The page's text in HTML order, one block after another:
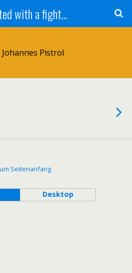
with a fight...
Johannes Pistrol
Seitenanfang
Desktop